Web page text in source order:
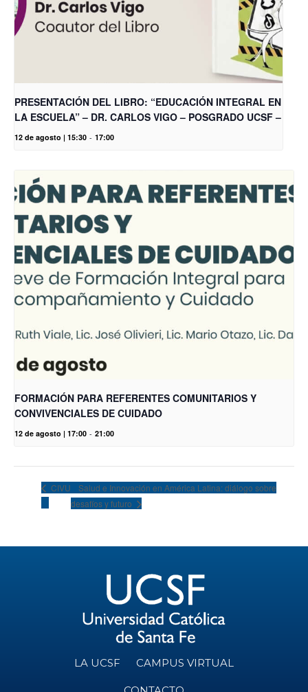
PRESENTACIÓN DEL LIBRO: “EDUCACIÓN INTEGRAL EN
LA ESCUELA” – DR. CARLOS VIGO – POSGRADO UCSF –
12 de agosto | 15:30 - 17:00
FORMACIÓN PARA REFERENTES COMUNITARIOS Y
CONVIVENCIALES DE CUIDADO
12 de agosto | 17:00 - 21:00
CIVU
Salud e Innovación en América Latina: diálogo sobre
desafíos y futuro
LA UCSF CAMPUS VIRTUAL